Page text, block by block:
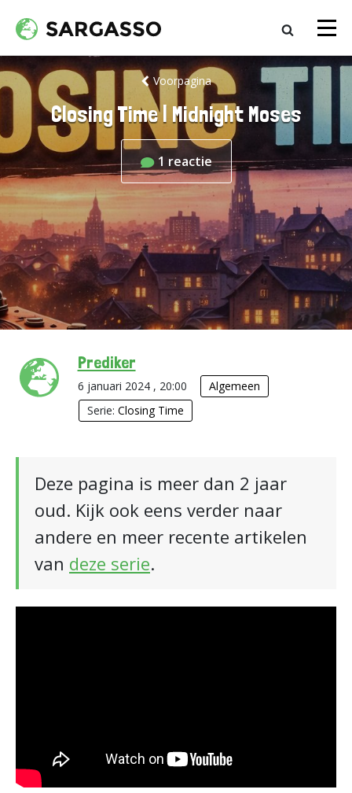
Voorpagina
Closing Time | Midnight Moses
1 reactie
Prediker
6 januari 2024 , 20:00
Algemeen
Serie: Closing Time
Deze pagina is meer dan 2 jaar
oud. Kijk ook eens verder naar
andere en meer recente artikelen
van deze serie.